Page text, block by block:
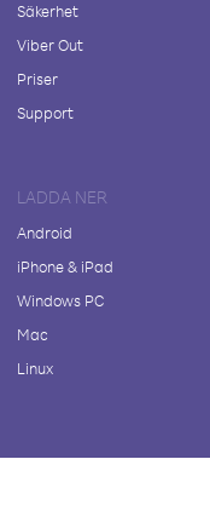
Säkerhet
Viber Out
Priser
Support
LADDA NER
Android
iPhone & iPad
Windows PC
Mac
Linux